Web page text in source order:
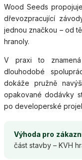
Wood Seeds
dřevozpracující
jednou značkou – od
hranoly.
V praxi to
dlouhodobé
dokáže pružně
opakované dodávky
po developerské
Výhoda pro
část stavby – KVH